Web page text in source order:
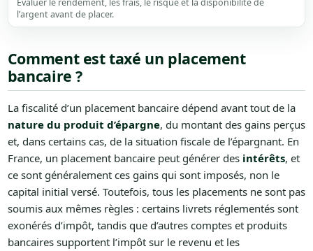
Évaluer le rendement, les frais, le risque et la disponibilité de
l’argent avant de placer.
Comment est taxé un placement
bancaire ?
La fiscalité d’un placement bancaire dépend avant tout de la
nature du produit d’épargne, du montant des gains perçus
et, dans certains cas, de la situation fiscale de l’épargnant. En
France, un placement bancaire peut générer des intérêts, et
ce sont généralement ces gains qui sont imposés, non le
capital initial versé. Toutefois, tous les placements ne sont pas
soumis aux mêmes règles : certains livrets réglementés sont
exonérés d’impôt, tandis que d’autres comptes et produits
bancaires supportent l’impôt sur le revenu et les